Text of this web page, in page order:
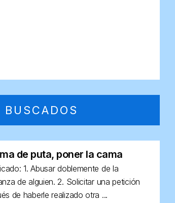
BUSCADOS
de puta, poner la cama
1. Abusar doblemente de la
de alguien. 2. Solicitar una petición
de haberle realizado otra ...